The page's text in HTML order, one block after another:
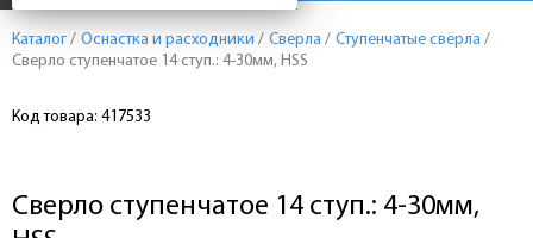
Каталог / Оснастка и расходники / Сверла / Ступенчатые свёрла /
Сверло ступенчатое 14 ступ.: 4-30мм, HSS
Код товара: 417533
Сверло ступенчатое 14 ступ.: 4-30мм,